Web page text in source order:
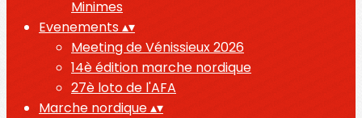
Minimes
Evenements▴▾
Meeting de Vénissieux 2026
14è édition marche nordique
27è loto de l'AFA
Marche nordique▴▾